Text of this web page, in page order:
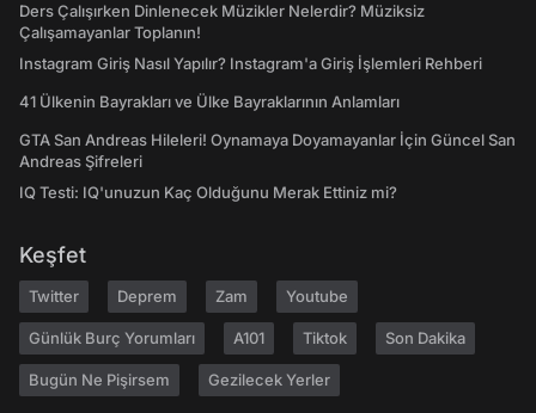
Ders Çalışırken Dinlenecek Müzikler Nelerdir? Müziksiz
Çalışamayanlar Toplanın!
Instagram Giriş Nasıl Yapılır? Instagram'a Giriş İşlemleri Rehberi
41 Ülkenin Bayrakları ve Ülke Bayraklarının Anlamları
GTA San Andreas Hileleri! Oynamaya Doyamayanlar İçin Güncel San
Andreas Şifreleri
IQ Testi: IQ'unuzun Kaç Olduğunu Merak Ettiniz mi?
Keşfet
Twitter Deprem Zam Youtube
Günlük Burç Yorumları A101 Tiktok Son Dakika
Bugün Ne Pişirsem Gezilecek Yerler